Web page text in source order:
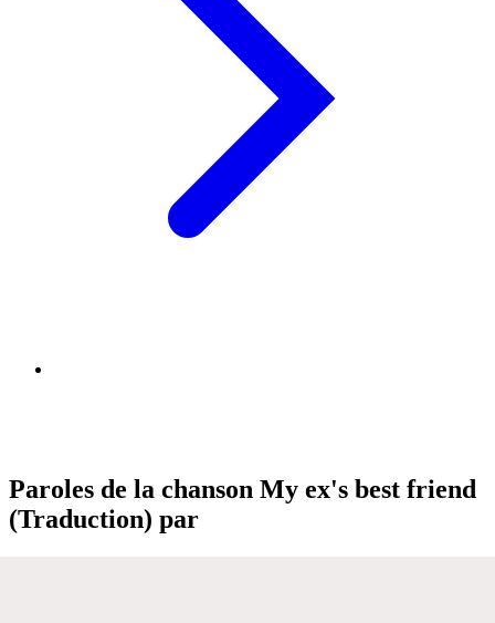
Paroles de la chanson My ex's best friend
(Traduction) par